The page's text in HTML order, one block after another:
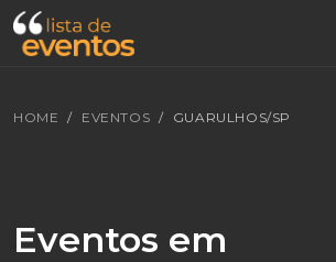
HOME EVENTOS GUARULHOS/SP
Eventos em